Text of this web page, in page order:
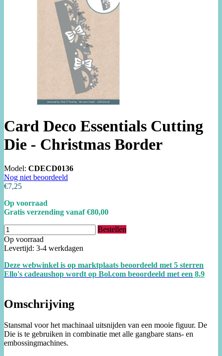
Card Deco Essentials Cutting
Die - Christmas Border
Model: CDECD0136
Nog niet beoordeeld
€7,25
Op voorraad
Gratis verzending vanaf €80,00
Bestellen
Op voorraad
Levertijd: 3-4 werkdagen
Deze webwinkel is op marktplaats beoordeeld met 5 sterren
Ello's cadeaushop wordt op Bol.com beoordeeld met een 8.9
Omschrijving
Stansmal voor het machinaal uitsnijden van een mooie figuur. De
Die is te gebruiken in combinatie met alle gangbare stans- en
embossingmachines.